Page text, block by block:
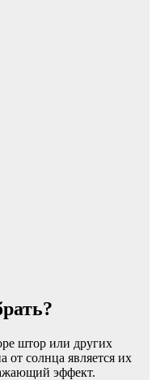
штор или других
от солнца является их
эффект.